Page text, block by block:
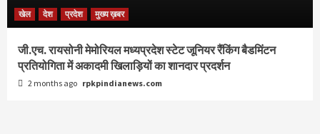
खेल देश प्रदेश मुख्य ख़बर
जी.एच. रायसोनी मेमोरियल मध्यप्रदेश स्टेट जूनियर रैंकिंग बैडमिंटन
प्रतियोगिता में अकादमी खिलाड़ियों का शानदार प्रदर्शन
2 months ago rpkpindianews.com